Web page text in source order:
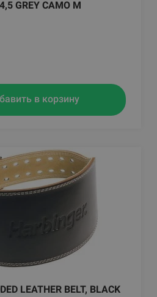
GREY CAMO M
в корзину
LEATHER BELT, BLACK